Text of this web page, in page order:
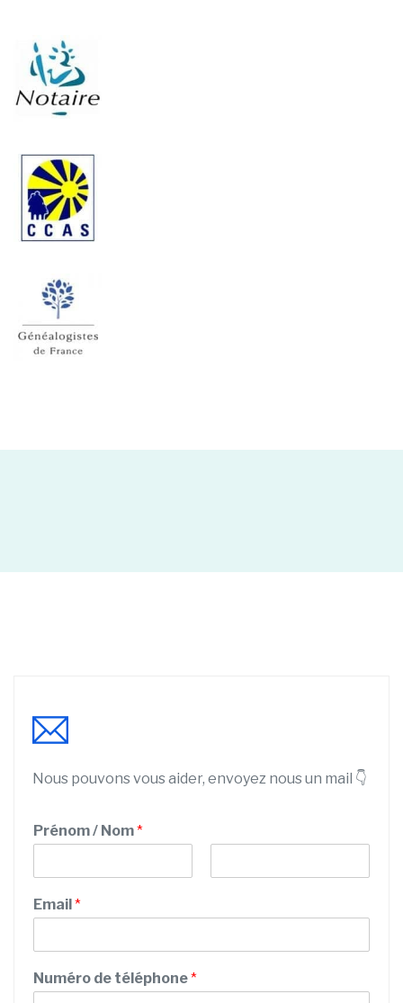
Nous pouvons vous aider, envoyez nous un mail 👇
S
e
v
c
N
m
Prénom / Nom*
r
é
m
Email*
Numéro de téléphone*